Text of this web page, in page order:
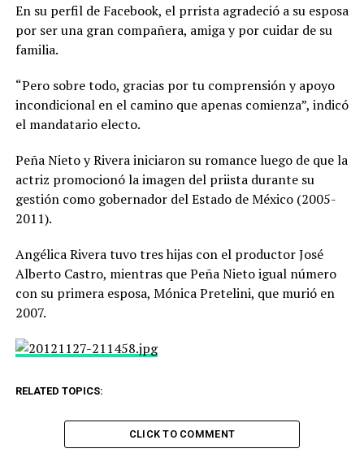
En su perfil de Facebook, el prrista agradeció a su esposa
por ser una gran compañera, amiga y por cuidar de su
familia.
“Pero sobre todo, gracias por tu comprensión y apoyo
incondicional en el camino que apenas comienza”, indicó
el mandatario electo.
Peña Nieto y Rivera iniciaron su romance luego de que la
actriz promocionó la imagen del priista durante su
gestión como gobernador del Estado de México (2005-
2011).
Angélica Rivera tuvo tres hijas con el productor José
Alberto Castro, mientras que Peña Nieto igual número
con su primera esposa, Mónica Pretelini, que murió en
2007.
RELATED TOPICS:
CLICK TO COMMENT